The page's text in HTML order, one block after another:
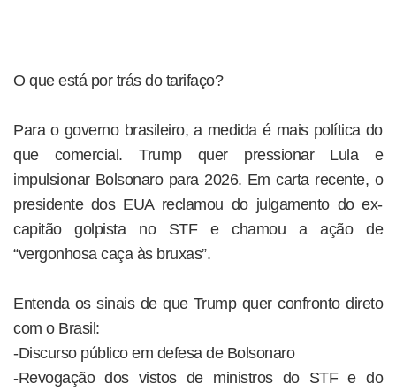
O que está por trás do tarifaço?
Para o governo brasileiro, a medida é mais política do
que comercial. Trump quer pressionar Lula e
impulsionar Bolsonaro para 2026. Em carta recente, o
presidente dos EUA reclamou do julgamento do ex-
capitão golpista no STF e chamou a ação de
“vergonhosa caça às bruxas”.
Entenda os sinais de que Trump quer confronto direto
com o Brasil:
-Discurso público em defesa de Bolsonaro
-Revogação dos vistos de ministros do STF e do